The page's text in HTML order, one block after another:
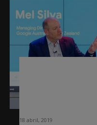
18 abril, 2019